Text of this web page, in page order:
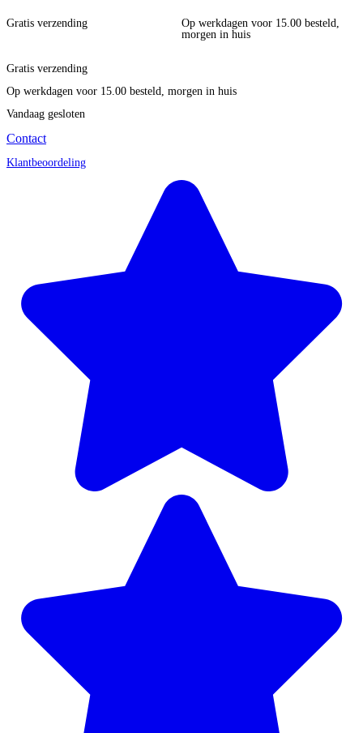
Gratis verzending
Op werkdagen voor 15.00 besteld,
morgen in huis
Gratis verzending
Op werkdagen voor 15.00 besteld, morgen in huis
Vandaag gesloten
Contact
Klantbeoordeling